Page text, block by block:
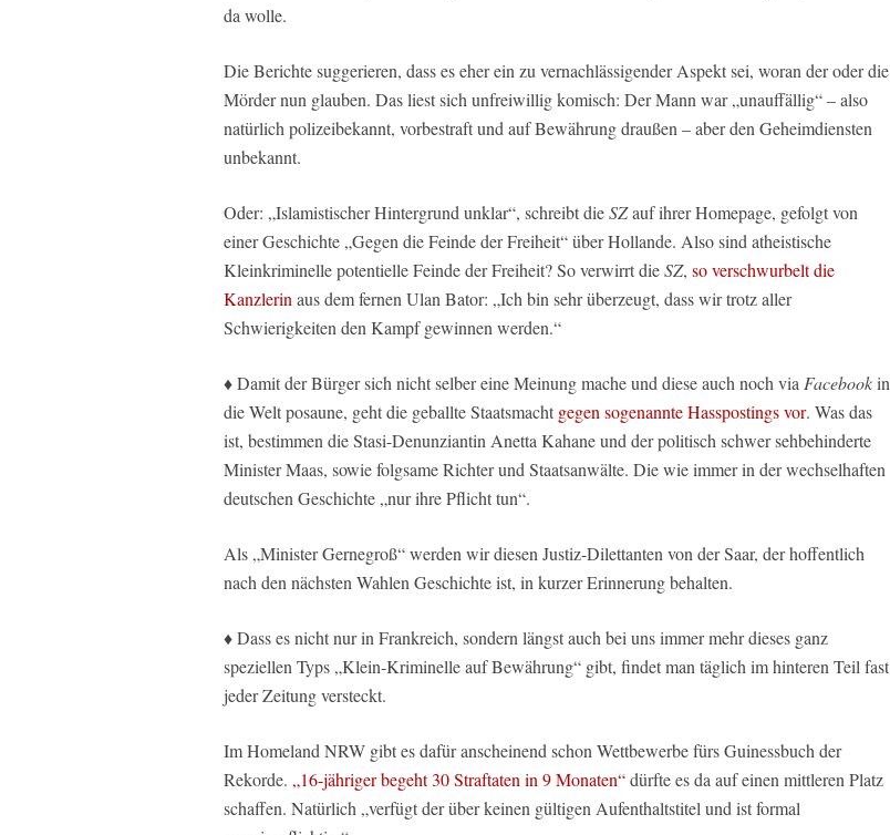
da wolle.
Die Berichte suggerieren, dass es eher ein zu vernachlässigender Aspekt sei, woran der oder die
Mörder nun glauben. Das liest sich unfreiwillig komisch: Der Mann war „unauffällig“ – also
natürlich polizeibekannt, vorbestraft und auf Bewährung draußen – aber den Geheimdiensten
unbekannt.
Oder: „Islamistischer Hintergrund unklar“, schreibt dieSZauf ihrer Homepage, gefolgt von
einer Geschichte „Gegen die Feinde der Freiheit“ über Hollande. Also sind atheistische
Kleinkriminelle potentielle Feinde der Freiheit? So verwirrt dieSZ, so verschwurbelt die
Kanzlerin aus dem fernen Ulan Bator: „Ich bin sehr überzeugt, dass wir trotz aller
Schwierigkeiten den Kampf gewinnen werden.“
♦ Damit der Bürger sich nicht selber eine Meinung mache und diese auch noch via Facebookin
die Welt posaune, geht die geballte Staatsmacht gegen sogenannte Hasspostings vor. Was das
ist, bestimmen die Stasi-Denunziantin Anetta Kahane und der politisch schwer sehbehinderte
Minister Maas, sowie folgsame Richter und Staatsanwälte. Die wie immer in der wechselhaften
deutschen Geschichte „nur ihre Pflicht tun“.
Als „Minister Gernegroß“ werden wir diesen Justiz-Dilettanten von der Saar, der hoffentlich
nach den nächsten Wahlen Geschichte ist, in kurzer Erinnerung behalten.
♦ Dass es nicht nur in Frankreich, sondern längst auch bei uns immer mehr dieses ganz
speziellen Typs „Klein-Kriminelle auf Bewährung“ gibt, findet man täglich im hinteren Teil fast
jeder Zeitung versteckt.
Im Homeland NRW gibt es dafür anscheinend schon Wettbewerbe fürs Guinessbuch der
Rekorde. „16-jähriger begeht 30 Straftaten in 9 Monaten“dürfte es da auf einen mittleren Platz
schaffen. Natürlich „verfügt der über keinen gültigen Aufenthaltstitel und ist formal